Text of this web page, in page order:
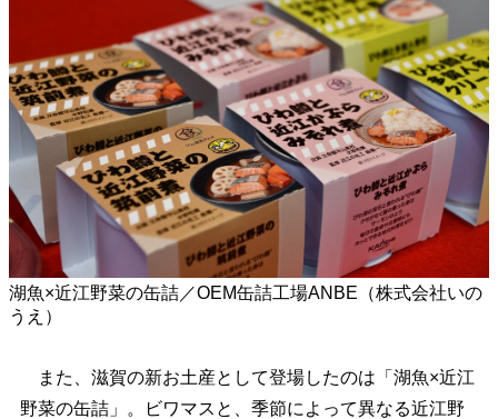
湖魚×近江野菜の缶詰／OEM缶詰工場ANBE（株式会社いの
うえ）
また、滋賀の新お土産として登場したのは「湖魚×近江
野菜の缶詰」。ビワマスと、季節によって異なる近江野